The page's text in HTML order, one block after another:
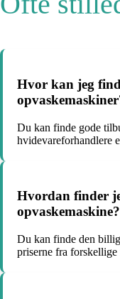
Hvor kan jeg
Du kan finde gode
hvidevareforhandlere
Hvordan finder
opvaskemaskine?
Du kan finde den
priserne fra